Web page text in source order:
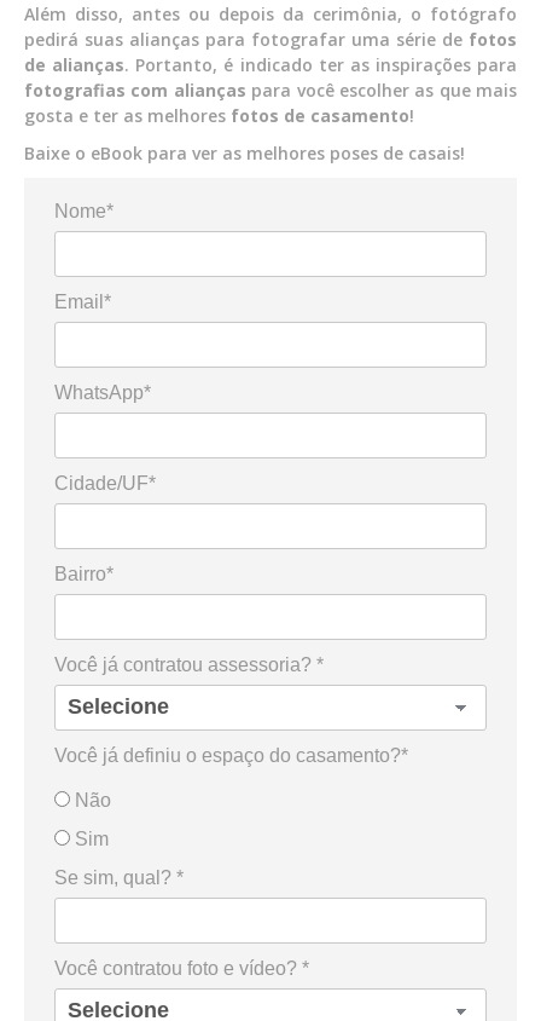
Além disso, antes ou depois da cerimônia, o fotógrafo
pedirá suas alianças para fotografar uma série de fotos
de alianças. Portanto, é indicado ter as inspirações para
fotografias com alianças para você escolher as que mais
gosta e ter as melhores fotos de casamento!
Baixe o eBook para ver as melhores poses de casais!
Nome*
Email*
WhatsApp*
Cidade/UF*
Bairro*
Você já contratou assessoria? *
Você já definiu o espaço do casamento?*
Não
Sim
Se sim, qual? *
Você contratou foto e vídeo? *